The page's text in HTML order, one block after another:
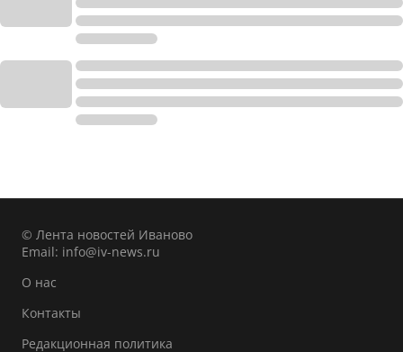
© Лента новостей Иваново
Email: info@iv-news.ru
О нас
Контакты
Редакционная политика